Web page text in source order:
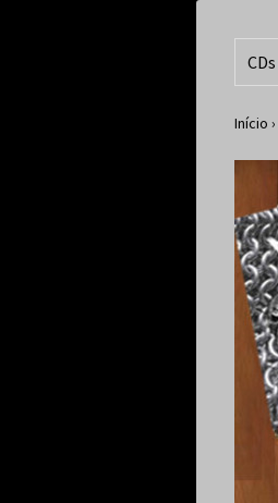
CDs
Início ›